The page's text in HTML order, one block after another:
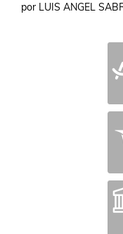
por LUIS ANGEL